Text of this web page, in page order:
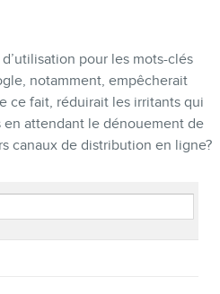
pour les mots-clés
notamment, empêcherait
ce fait, réduirait les irritants qui
attendant le dénouement de
canaux de distribution en ligne?